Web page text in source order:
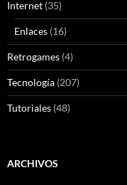
Internet (35)
Enlaces (16)
Retrogames (4)
Tecnología (207)
Tutoriales (48)
ARCHIVOS